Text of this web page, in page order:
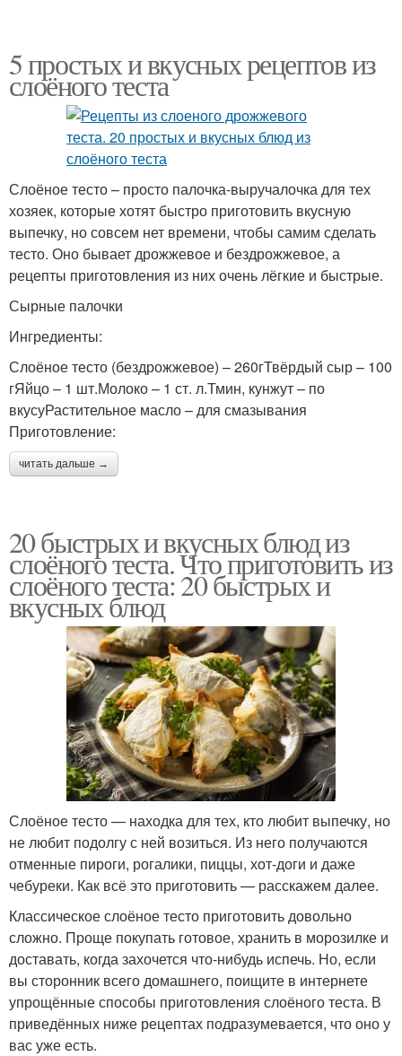
5 простых и вкусных рецептов из
слоёного теста
Слоёное тесто – просто палочка-выручалочка для тех
хозяек, которые хотят быстро приготовить вкусную
выпечку, но совсем нет времени, чтобы самим сделать
тесто. Оно бывает дрожжевое и бездрожжевое, а
рецепты приготовления из них очень лёгкие и быстрые.
Сырные палочки
Ингредиенты:
Слоёное тесто (бездрожжевое) – 260гТвёрдый сыр – 100
гЯйцо – 1 шт.Молоко – 1 ст. л.Тмин, кунжут – по
вкусуРастительное масло – для смазывания
Приготовление:
читать дальше →
20 быстрых и вкусных блюд из
слоёного теста. Что приготовить из
слоёного теста: 20 быстрых и
вкусных блюд
Слоёное тесто — находка для тех, кто любит выпечку, но
не любит подолгу с ней возиться. Из него получаются
отменные пироги, рогалики, пиццы, хот-доги и даже
чебуреки. Как всё это приготовить — расскажем далее.
Классическое слоёное тесто приготовить довольно
сложно. Проще покупать готовое, хранить в морозилке и
доставать, когда захочется что-нибудь испечь. Но, если
вы сторонник всего домашнего, поищите в интернете
упрощённые способы приготовления слоёного теста. В
приведённых ниже рецептах подразумевается, что оно у
вас уже есть.